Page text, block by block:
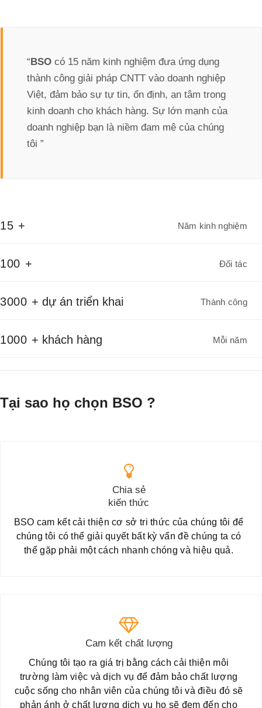
“BSO có 15 năm kinh nghiệm đưa ứng dụng
thành công giải pháp CNTT vào doanh nghiệp
Việt, đảm bảo sự tự tin, ổn định, an tâm trong
kinh doanh cho khách hàng. Sự lớn mạnh của
doanh nghiệp bạn là niềm đam mê của chúng
tôi ”
15 + Năm kinh nghiệm
100 + Đối tác
3000 + dự án triển khai Thành công
1000 + khách hàng Mỗi năm
Tại sao họ chọn BSO ?
Chia sẻ
kiến thức
BSO cam kết cải thiện cơ sở tri thức của chúng tôi để
chúng tôi có thể giải quyết bất kỳ vấn đề chúng ta có
thể gặp phải một cách nhanh chóng và hiệu quả.
Cam kết chất lượng
Chúng tôi tạo ra giá trị bằng cách cải thiện môi
trường làm việc và dịch vụ để đảm bảo chất lượng
cuộc sống cho nhân viên của chúng tôi và điều đó sẽ
phản ánh ở chất lượng dịch vụ họ sẽ đem đến cho